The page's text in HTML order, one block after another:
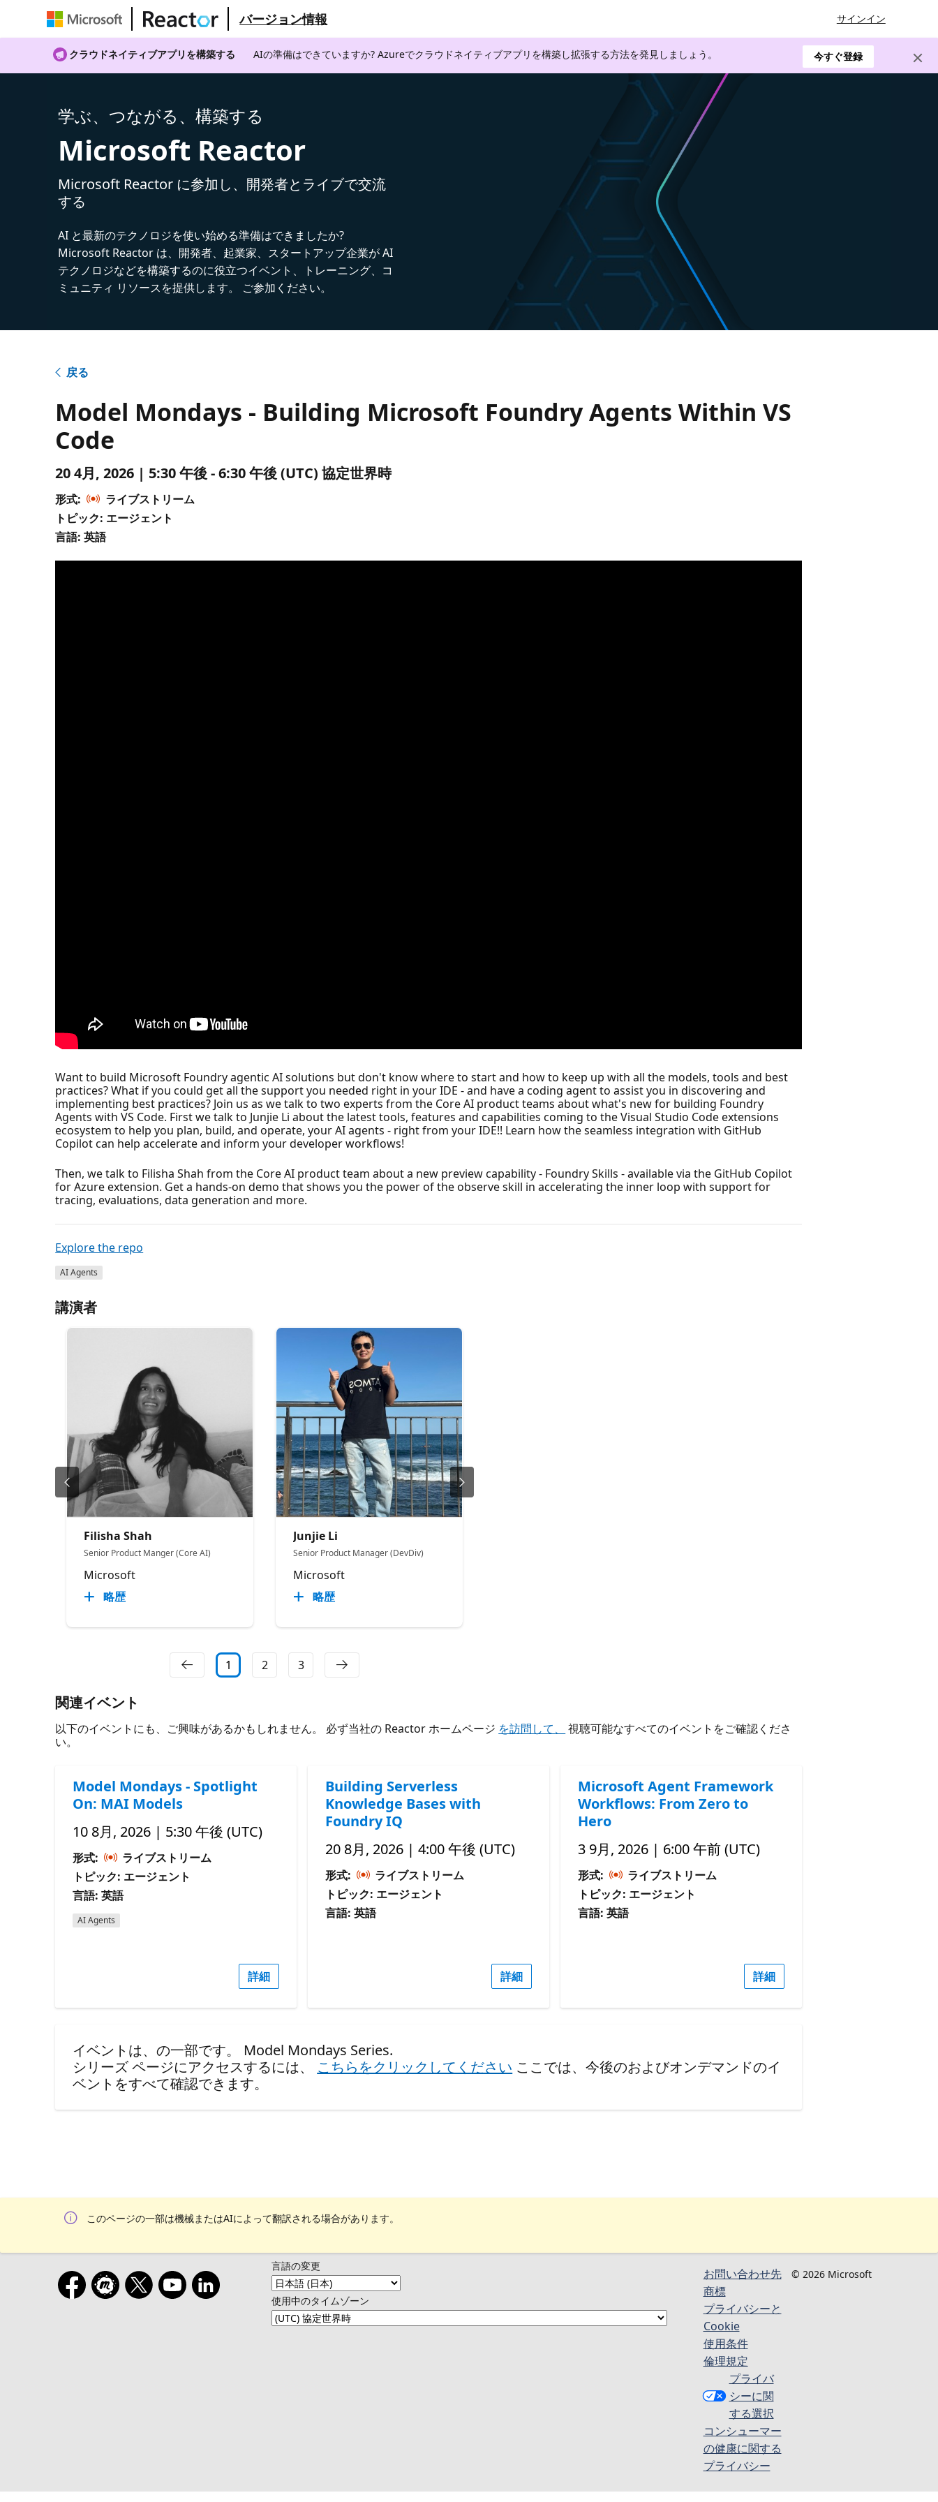
バージョン情報 サインイン
クラウドネイティブアプリを構築する AIの準備はできていますか? Azureでクラウドネイティブアプリを構築し拡張する方法を発見しましょう。 今すぐ登録
学ぶ、つながる、構築する
Microsoft Reactor
Microsoft Reactor に参加し、開発者とライブで交流
する
AI と最新のテクノロジを使い始める準備はできましたか?
Microsoft Reactor は、開発者、起業家、スタートアップ企業が AI
テクノロジなどを構築するのに役立つイベント、トレーニング、コ
ミュニティ リソースを提供します。 ご参加ください。
戻る
Model Mondays - Building Microsoft Foundry Agents Within VS
Code
20 4月, 2026 | 5:30 午後 - 6:30 午後 (UTC) 協定世界時
形式:
ライブストリーム
トピック: エージェント
言語: 英語
Want to build Microsoft Foundry agentic AI solutions but don't know where to start and how to keep up with all the models, tools and best
practices? What if you could get all the support you needed right in your IDE - and have a coding agent to assist you in discovering and
implementing best practices? Join us as we talk to two experts from the Core AI product teams about what's new for building Foundry
Agents with VS Code. First we talk to Junjie Li about the latest tools, features and capabilities coming to the Visual Studio Code extensions
ecosystem to help you plan, build, and operate, your AI agents - right from your IDE!! Learn how the seamless integration with GitHub
Copilot can help accelerate and inform your developer workflows!
Then, we talk to Filisha Shah from the Core AI product team about a new preview capability - Foundry Skills - available via the GitHub Copilot
for Azure extension. Get a hands-on demo that shows you the power of the observe skill in accelerating the inner loop with support for
tracing, evaluations, data generation and more.
Explore the repo
AI Agents
講演者
Filisha Shah
Senior Product Manger (Core AI)
Microsoft
略歴
Junjie Li
Senior Product Manager (DevDiv)
Microsoft
略歴
1 2 3
関連イベント
以下のイベントにも、ご興味があるかもしれません。 必ず当社の Reactor ホームページ を訪問して、
視聴可能なすべてのイベントをご確認くださ
い。
Model Mondays - Spotlight
On: MAI Models
10 8月, 2026 | 5:30 午後 (UTC)
形式:
ライブストリーム
トピック: エージェント
言語: 英語
AI Agents
詳細
Building Serverless
Knowledge Bases with
Foundry IQ
20 8月, 2026 | 4:00 午後 (UTC)
形式:
ライブストリーム
トピック: エージェント
言語: 英語
詳細
Microsoft Agent Framework
Workflows: From Zero to
Hero
3 9月, 2026 | 6:00 午前 (UTC)
形式:
ライブストリーム
トピック: エージェント
言語: 英語
詳細
イベントは、の一部です。 Model Mondays Series.
シリーズ ページにアクセスするには、 こちらをクリックしてください ここでは、今後のおよびオンデマンドのイ
ベントをすべて確認できます。
このページの一部は機械またはAIによって翻訳される場合があります。
言語の変更
使用中のタイムゾーン
お問い合わせ先
商標
プライバシーと
Cookie
使用条件
倫理規定
プライバ
シーに関
する選択
コンシューマー
の健康に関する
プライバシー
© 2026 Microsoft